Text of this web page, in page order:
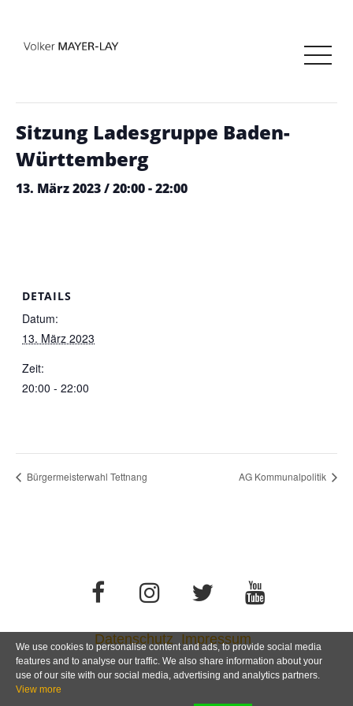
« Alle Veranstaltungen
Sitzung Ladesgruppe Baden-
Württemberg
13. März 2023 / 20:00-22:00
DETAILS
Datum:
13. März 2023
Zeit:
20:00 - 22:00
Bürgermeisterwahl Tettnang AG Kommunalpolitik
Datenschutz Impressum
We use cookies to personalise content and ads, to provide social media
features and to analyse our traffic. We also share information about your
use of our site with our social media, advertising and analytics partners.
View more